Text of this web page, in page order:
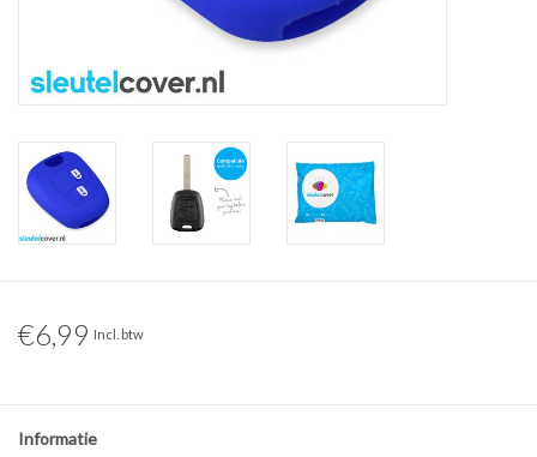
€6,99 Incl. btw
Informatie